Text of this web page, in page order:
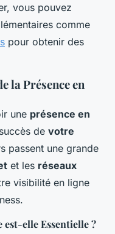
vous pouvez
comme
pour obtenir des
la Présence en
une présence en
de votre
passent une grande
et les réseaux
visibilité en ligne
est-elle Essentielle ?